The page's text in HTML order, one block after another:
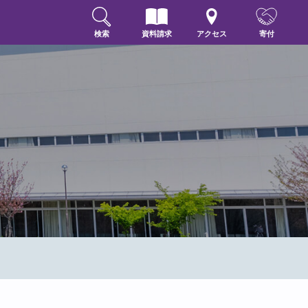
検索 資料請求 アクセス 寄付